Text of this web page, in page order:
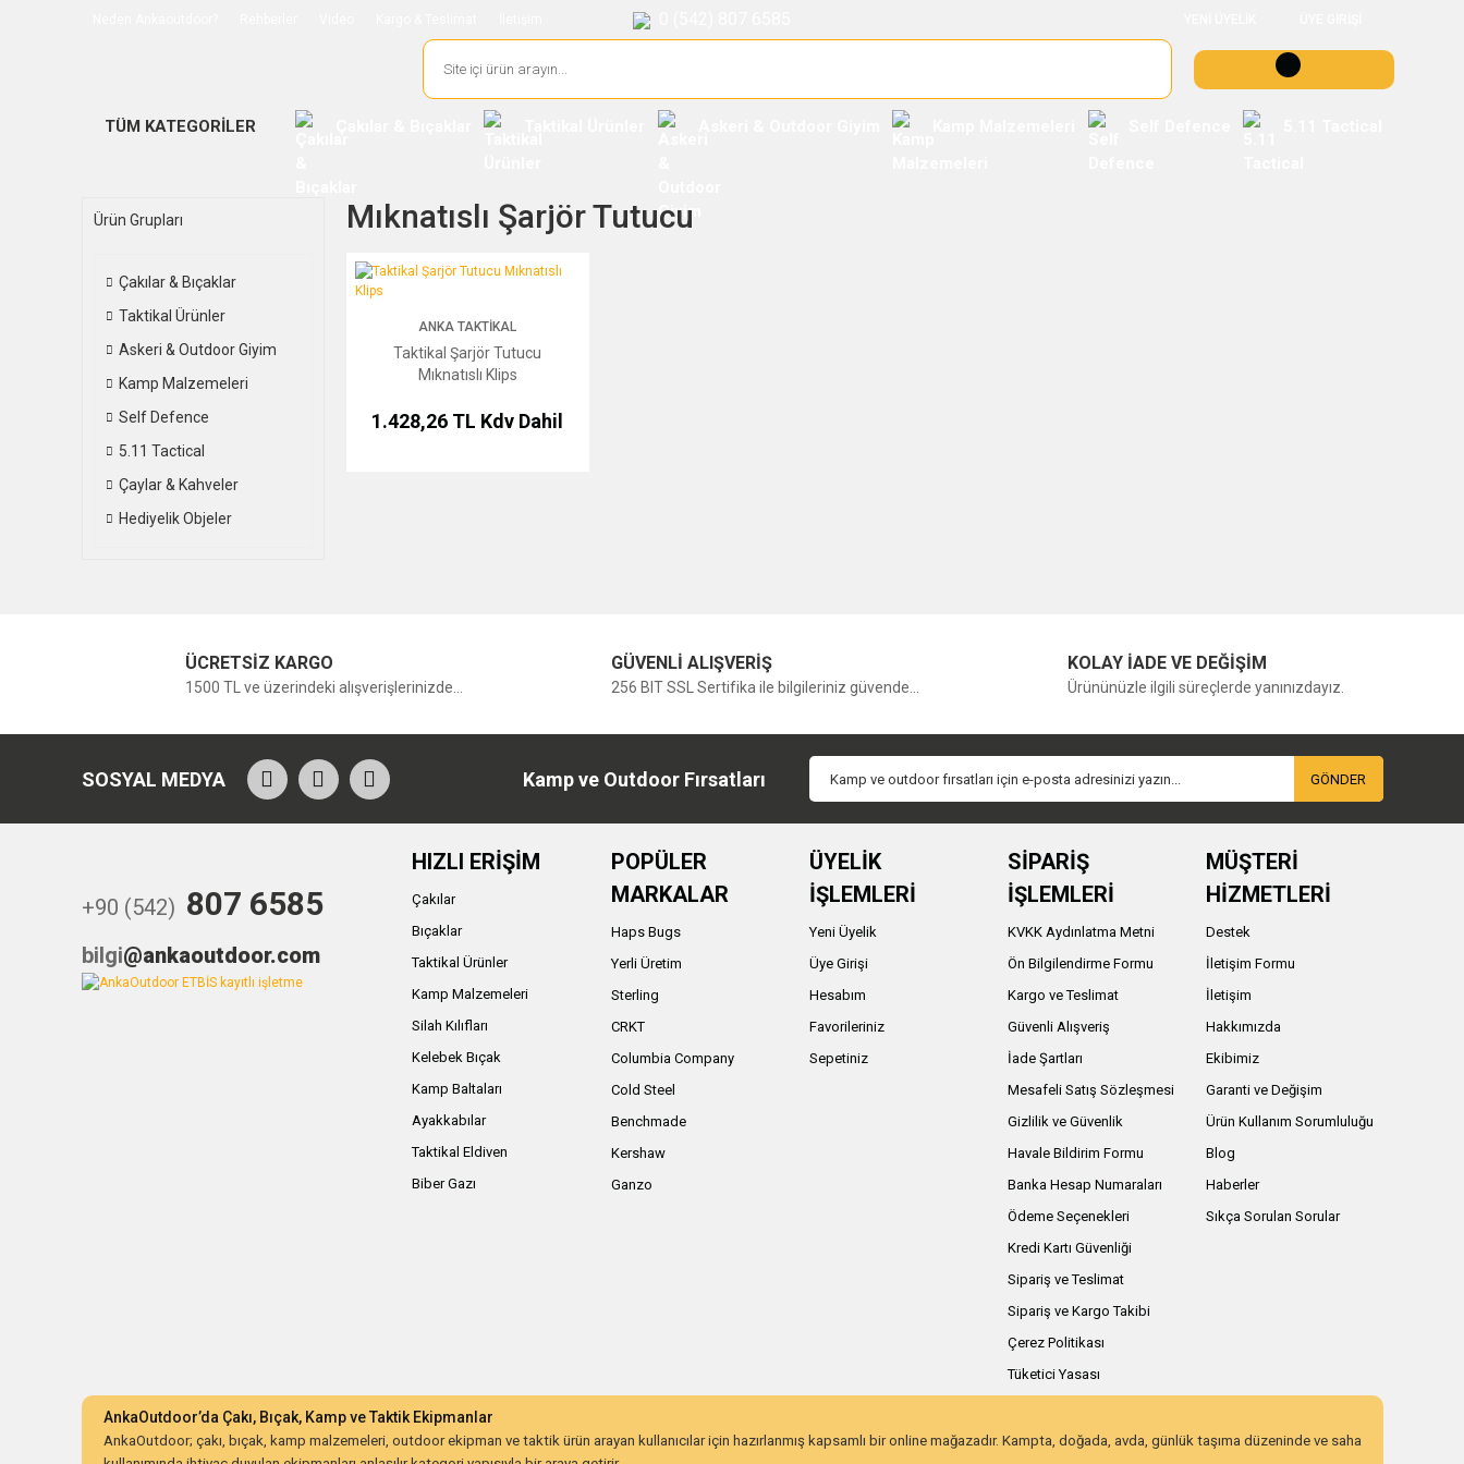
TÜM KATEGORİLER
Ürün Grupları
Çakılar & Bıçaklar
Taktikal Ürünler
Askeri & Outdoor Giyim
Kamp Malzemeleri
Self Defence
5.11 Tactical
Çaylar & Kahveler
Hediyelik Objeler
Mıknatıslı Şarjör Tutucu
Taktikal Şarjör Tutucu Mıknatıslı Klips
ANKA TAKTIKAL
Taktikal Şarjör Tutucu
Mıknatıslı Klips
1.428,26 TL Kdv Dahil
ÜCRETSİZ KARGO
1500 TL ve üzerindeki alışverişlerinizde...
GÜVENLİ ALIŞVERİŞ
256 BIT SSL Sertifika ile bilgileriniz güvende...
KOLAY İADE VE DEĞİŞİM
Ürününüzle ilgili süreçlerde yanınızdayız.
SOSYAL MEDYA Kamp ve Outdoor Fırsatları GÖNDER
+90 (542) 807 6585
bilgi@ankaoutdoor.com
HIZLI ERİŞİM
Çakılar
Bıçaklar
Taktikal Ürünler
Kamp Malzemeleri
Silah Kılıfları
Kelebek Bıçak
Kamp Baltaları
Ayakkabılar
Taktikal Eldiven
Biber Gazı
POPÜLER
MARKALAR
Haps Bugs
Yerli Üretim
Sterling
CRKT
Columbia Company
Cold Steel
Benchmade
Kershaw
Ganzo
ÜYELİK
İŞLEMLERİ
Yeni Üyelik
Üye Girişi
Hesabım
Favorileriniz
Sepetiniz
SİPARİŞ
İŞLEMLERİ
KVKK Aydınlatma Metni
Ön Bilgilendirme Formu
Kargo ve Teslimat
Güvenli Alışveriş
İade Şartları
Mesafeli Satış Sözleşmesi
Gizlilik ve Güvenlik
Havale Bildirim Formu
Banka Hesap Numaraları
Ödeme Seçenekleri
Kredi Kartı Güvenliği
Sipariş ve Teslimat
Sipariş ve Kargo Takibi
Çerez Politikası
Tüketici Yasası
MÜŞTERİ
HİZMETLERİ
Destek
İletişim Formu
İletişim
Hakkımızda
Ekibimiz
Garanti ve Değişim
Ürün Kullanım Sorumluluğu
Blog
Haberler
Sıkça Sorulan Sorular
AnkaOutdoor’da Çakı, Bıçak, Kamp ve Taktik Ekipmanlar
AnkaOutdoor; çakı, bıçak, kamp malzemeleri, outdoor ekipman ve taktik ürün arayan kullanıcılar için hazırlanmış kapsamlı bir online mağazadır. Kampta, doğada, avda, günlük taşıma düzeninde ve saha